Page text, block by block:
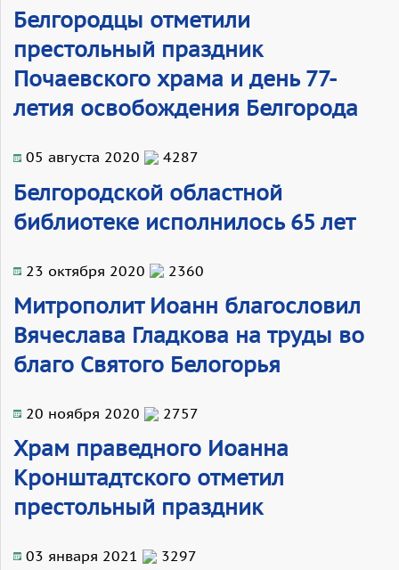
Белгородцы отметили
престольный праздник
Почаевского храма и день 77-
летия освобождения Белгорода
05 августа 2020 4287
Белгородской областной
библиотеке исполнилось 65 лет
23 октября 2020 2360
Митрополит Иоанн благословил
Вячеслава Гладкова на труды во
благо Святого Белогорья
20 ноября 2020 2757
Храм праведного Иоанна
Кронштадтского отметил
престольный праздник
03 января 2021 3297